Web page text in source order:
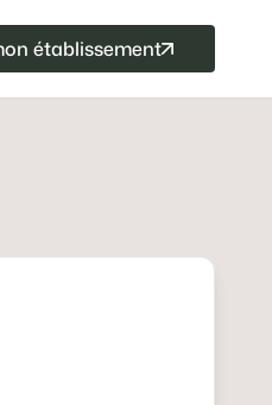
établissement